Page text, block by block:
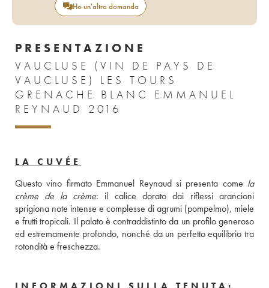
Ho un'altra domanda
PRESENTAZIONE
VAUCLUSE (VIN DE PAYS DE
VAUCLUSE) LES TOURS
GRENACHE BLANC EMMANUEL
REYNAUD 2016
LA CUVÉE
Questo vino firmato Emmanuel Reynaud si presenta come la
crème de la crème: il calice dorato dai riflessi arancioni
sprigiona note intense e complesse di agrumi (pompelmo), miele
e frutti tropicali. Il palato è contraddistinto da un profilo generoso
ed estremamente profondo, nonché da un perfetto equilibrio tra
rotondità e freschezza.